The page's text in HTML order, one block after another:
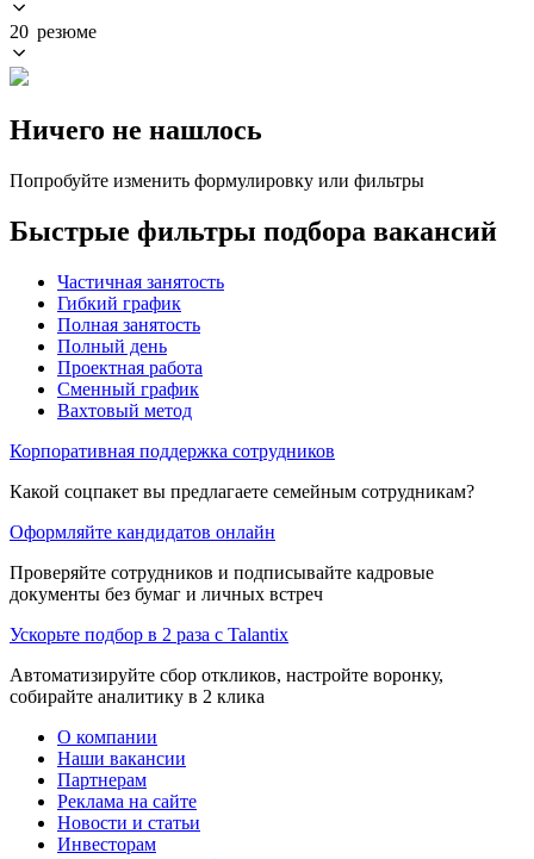
20 резюме
Ничего не нашлось
Попробуйте изменить формулировку или фильтры
Быстрые фильтры подбора вакансий
Частичная занятость
Гибкий график
Полная занятость
Полный день
Проектная работа
Сменный график
Вахтовый метод
Корпоративная поддержка сотрудников
Какой соцпакет вы предлагаете семейным сотрудникам?
Оформляйте кандидатов онлайн
Проверяйте сотрудников и подписывайте кадровые
документы без бумаг и личных встреч
Ускорьте подбор в 2 раза с Talantix
Автоматизируйте сбор откликов, настройте воронку,
собирайте аналитику в 2 клика
О компании
Наши вакансии
Партнерам
Реклама на сайте
Новости и статьи
Инвесторам